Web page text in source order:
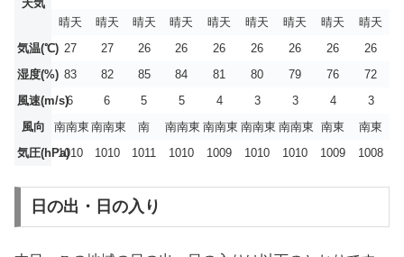
天気
晴天
晴天 晴天 晴天 晴天 晴天 晴天 晴天
晴天
気温(℃) 27 27 26 26 26 26 26 26
26
湿度(%) 83 82 85 84 81 80 79 76
72
風速(m/s)6 6 5 5 4 3 3 4
3
風向
南南東 南南東 南 南南東 南南東 南南東 南南東 南東
南東
気圧(hPa)1010 1010 1011 1010 1009 1010 1010 1009 1008
日の出・日の入り